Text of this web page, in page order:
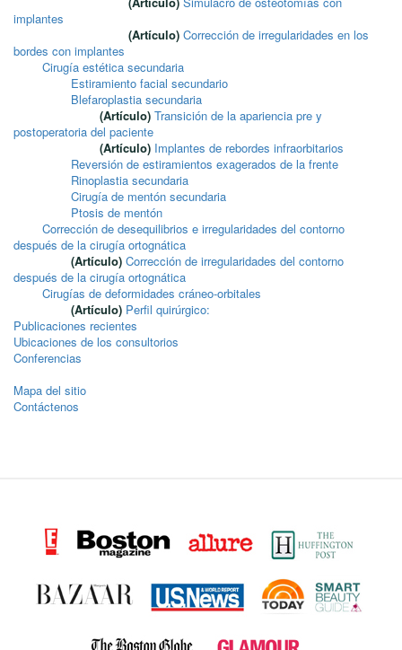
implantes
(Artículo) Corrección de irregularidades en los
bordes con implantes
Cirugía estética secundaria
Estiramiento facial secundario
Blefaroplastia secundaria
(Artículo) Transición de la apariencia pre y
postoperatoria del paciente
(Artículo) Implantes de rebordes infraorbitarios
Reversión de estiramientos exagerados de la frente
Rinoplastia secundaria
Cirugía de mentón secundaria
Ptosis de mentón
Corrección de desequilibrios e irregularidades del contorno
después de la cirugía ortognática
(Artículo) Corrección de irregularidades del contorno
después de la cirugía ortognática
Cirugías de deformidades cráneo-orbitales
(Artículo) Perfil quirúrgico:
Publicaciones recientes
Ubicaciones de los consultorios
Conferencias
Mapa del sitio
Contáctenos